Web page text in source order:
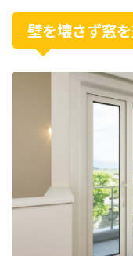
壁を壊さず窓